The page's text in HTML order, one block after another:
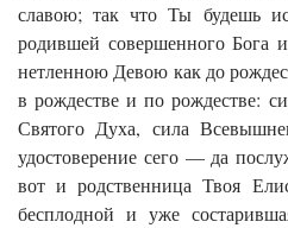
славою; так что Ты будешь
родившей совершенного Бога
нетленною Девою как до
в рождестве и по рождестве:
Святого Духа, сила
удостоверение сего — да
вот и родственница Твоя
бесплодной и уже